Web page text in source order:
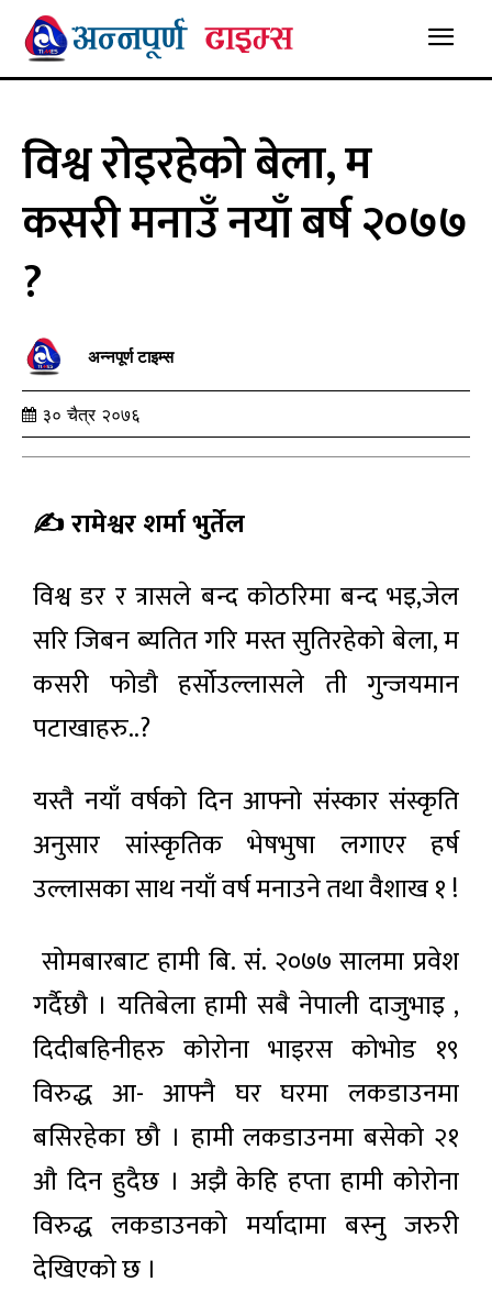
विश्व रोइरहेको बेला, म
कसरी मनाउँ नयाँ बर्ष २०७७
?
अन्नपूर्ण टाइम्स
३० चैत्र २०७६
✍️ रामेश्वर शर्मा भुर्तेल
विश्व डर र त्रासले बन्द कोठरिमा बन्द भइ,जेल
सरि जिबन ब्यतित गरि मस्त सुतिरहेको बेला, म
कसरी फोडौ हर्सोउल्लासले ती गुन्जयमान
पटाखाहरु..?
यस्तै नयाँ वर्षको दिन आफ्नो संस्कार संस्कृति
अनुसार सांस्कृतिक भेषभुषा लगाएर हर्ष
उल्लासका साथ नयाँ वर्ष मनाउने तथा वैशाख १ !
सोमबारबाट हामी बि. सं. २०७७ सालमा प्रवेश
गर्दैछौ । यतिबेला हामी सबै नेपाली दाजुभाइ ,
दिदीबहिनीहरु कोरोना भाइरस कोभोड १९
विरुद्ध आ- आफ्नै घर घरमा लकडाउनमा
बसिरहेका छौ । हामी लकडाउनमा बसेको २१
औ दिन हुदैछ । अझै केहि हप्ता हामी कोरोना
विरुद्ध लकडाउनको मर्यादामा बस्नु जरुरी
देखिएको छ ।